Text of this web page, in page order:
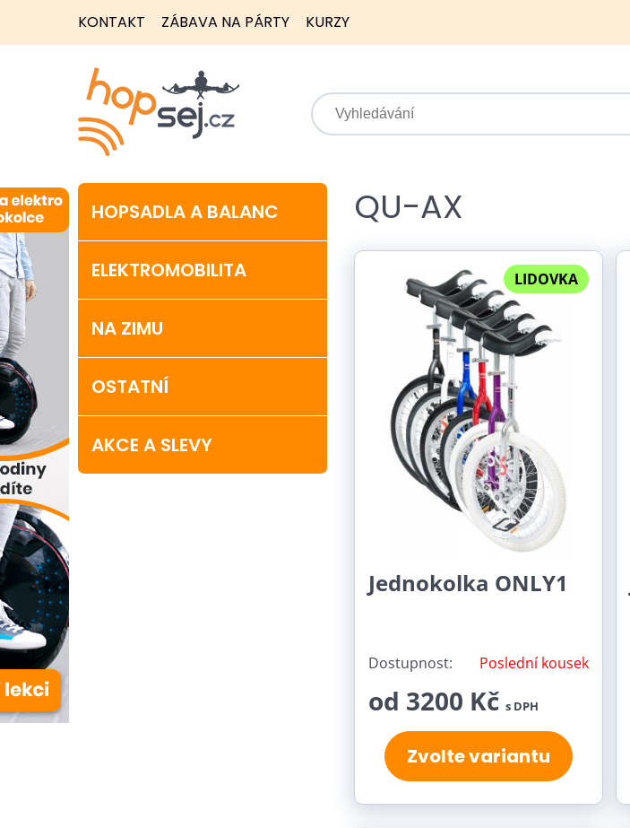
KONTAKT ZÁBAVA NA PÁRTY KURZY
HOPSADLA A BALANC
ELEKTROMOBILITA
NA ZIMU
OSTATNÍ
AKCE A SLEVY
QU-AX
LIDOVKA
Jednokolka ONLY1
Dostupnost: Poslední kousek
od 3200 Kč s DPH
Zvolte variantu